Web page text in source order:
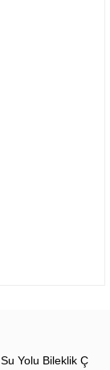
Yolu Bileklik Ç